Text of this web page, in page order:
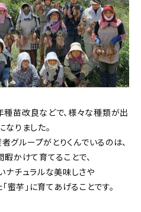
苗改良などで、様々な種類が出
なりました。
ループがとりくんでいるのは、
かけて育てることで、
ナチュラルな美味しさや
芋｣に育てあげることです。